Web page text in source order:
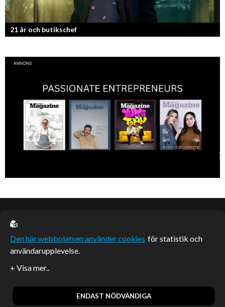
21 år och butikschef
Denis Manasiev Vukotic driver Teknikmagasinet mot nya framgångar!
EU casino
Artiklar publicerade på webbplatsen som inte är märkta
redaktionellt är betalda samarbeten.
Den här webbplatsen använder cookies för statistik och
användarupplevelse.
ENDAST NÖDVÄNDIGA